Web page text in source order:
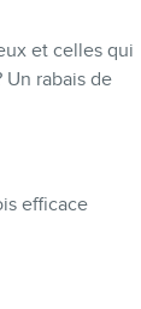
et celles qui
rabais de
efficace